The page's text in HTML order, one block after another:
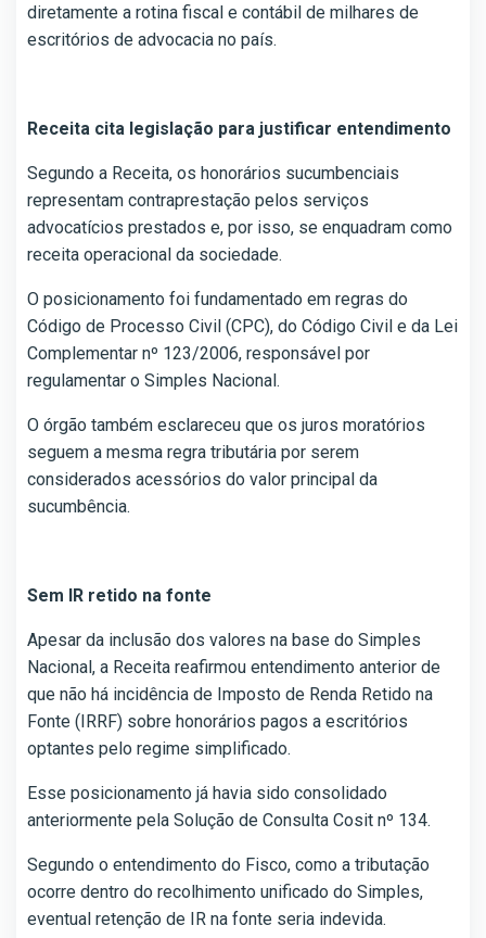
diretamente a rotina fiscal e contábil de milhares de
escritórios de advocacia no país.
Receita cita legislação para justificar entendimento
Segundo a Receita, os honorários sucumbenciais
representam contraprestação pelos serviços
advocatícios prestados e, por isso, se enquadram como
receita operacional da sociedade.
O posicionamento foi fundamentado em regras do
Código de Processo Civil (CPC), do Código Civil e da Lei
Complementar nº 123/2006, responsável por
regulamentar o Simples Nacional.
O órgão também esclareceu que os juros moratórios
seguem a mesma regra tributária por serem
considerados acessórios do valor principal da
sucumbência.
Sem IR retido na fonte
Apesar da inclusão dos valores na base do Simples
Nacional, a Receita reafirmou entendimento anterior de
que não há incidência de Imposto de Renda Retido na
Fonte (IRRF) sobre honorários pagos a escritórios
optantes pelo regime simplificado.
Esse posicionamento já havia sido consolidado
anteriormente pela Solução de Consulta Cosit nº 134.
Segundo o entendimento do Fisco, como a tributação
ocorre dentro do recolhimento unificado do Simples,
eventual retenção de IR na fonte seria indevida.